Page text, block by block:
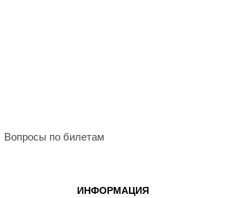
Вопросы по билетам
ИНФОРМАЦИЯ